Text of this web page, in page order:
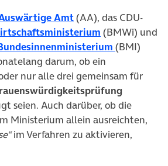
Amt(öffnet in neuem
(AA), das CDU-
(öffnet in
(BMWi) und
(öffnet in
(BMI)
darum, ob ein
nur alle drei gemeinsam für
seien. Auch darüber, ob die
Ministerium allein ausreichten,
im Verfahren zu aktivieren,